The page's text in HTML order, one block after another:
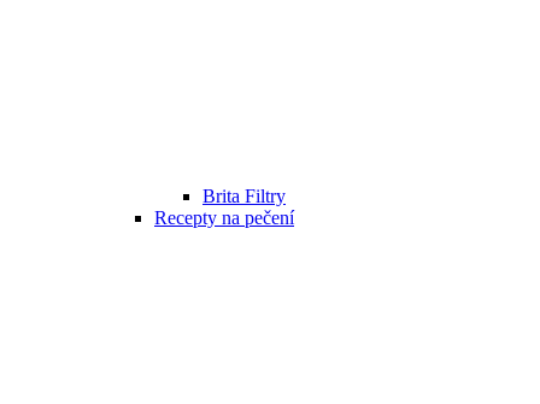
Brita Filtry
Recepty na pečení